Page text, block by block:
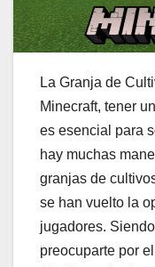
La Granja de
Minecraft, tener
es esencial para
hay muchas
granjas de
se han vuelto la
jugadores.
preocuparte por